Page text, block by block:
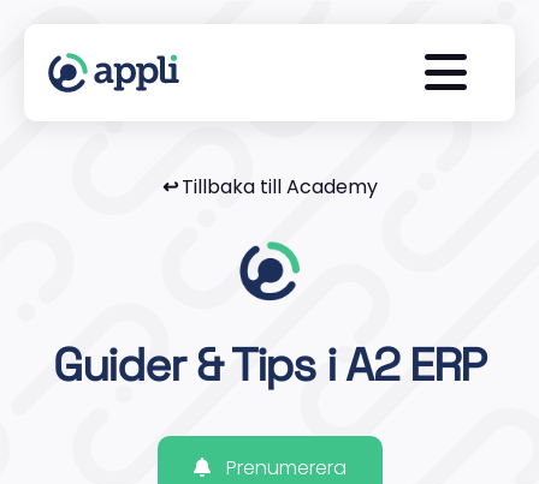
↩Tillbaka till Academy
Guider & Tips i A2 ERP
Prenumerera